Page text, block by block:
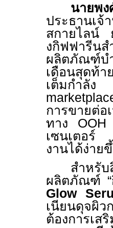
นายพ
ประธานเจ้
สกายไล
งกิฟฟารี
ผลิตภัณฑ์บ
เดือนสุดท้า
เต็มกำลั
การขายต่
ทาง
เซนเตอร์
งานได้ง่าย
สำหรั
ผลิตภัณฑ์ “
Glow
เนียนดุจผิ
ต้องการเส